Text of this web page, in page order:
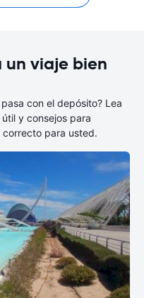
un viaje bien
con el depósito? Lea
y consejos para
correcto para usted.